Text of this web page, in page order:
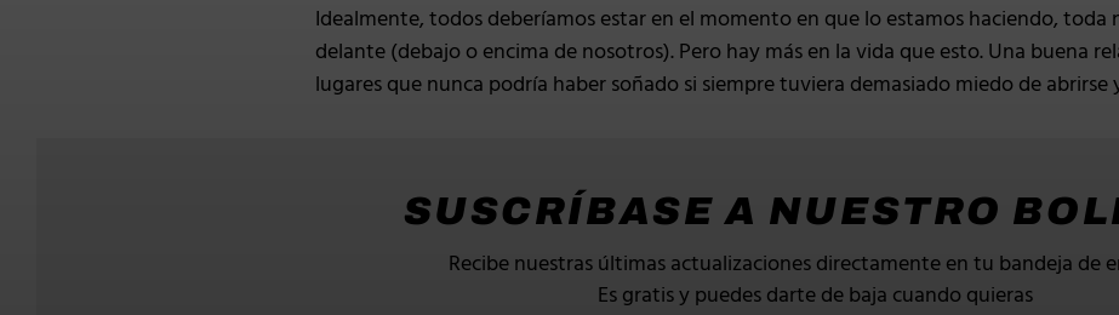
Idealmente, todos deberíamos estar en el momento en que lo estamos haciendo,
delante (debajo o encima de nosotros). Pero hay más en la vida que esto. Una buena
lugares que nunca podría haber soñado si siempre tuviera demasiado miedo de
SUSCRÍBASE A NUESTRO
Recibe nuestras últimas actualizaciones directamente en tu bandeja de
Es gratis y puedes darte de baja cuando quieras